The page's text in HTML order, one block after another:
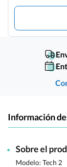
Información
Sobre el
Modelo: Tech 2